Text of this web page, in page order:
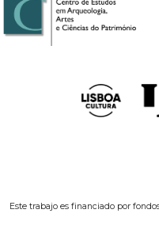
Este trabajo es financiado por